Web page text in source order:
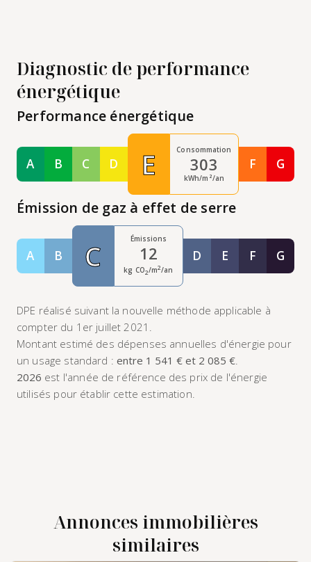
Diagnostic de performance
énergétique
Performance énergétique
AClasse A
BClasse B
CClasse C
DClasse D
E Consommation
303
kWh/m²/an
FClasse F
G
Émission de gaz à effet de serre
AClasse A
BClasse B
C Émissions
12
kg CO2/m2/an
DClasse D
EClasse E
FClasse F
G
DPE réalisé suivant la nouvelle méthode applicable à
compter du 1er juillet 2021.
Montant estimé des dépenses annuelles d'énergie pour
un usage standard : entre 1 541 € et 2 085 €
2026 est l'année de référence des prix de l'énergie
utilisés pour établir cette estimation.
Annonces immobilières
similaires